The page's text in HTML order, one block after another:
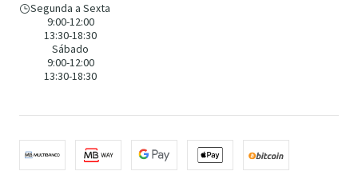
Segunda a Sexta
9:00-12:00
13:30-18:30
Sábado
9:00-12:00
13:30-18:30